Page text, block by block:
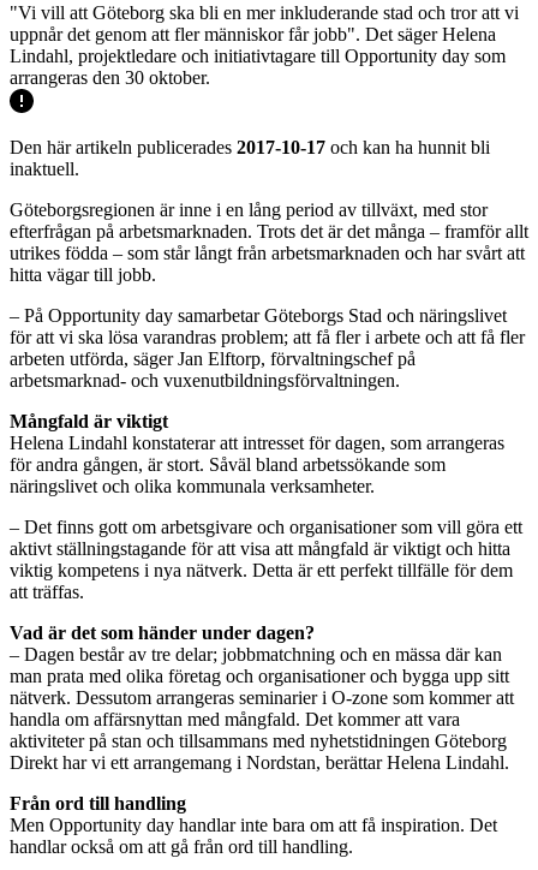
"Vi vill att Göteborg ska bli en mer inkluderande stad och tror att vi
uppnår det genom att fler människor får jobb". Det säger Helena
Lindahl, projektledare och initiativtagare till Opportunity day som
arrangeras den 30 oktober.
Den här artikeln publicerades 2017-10-17 och kan ha hunnit bli
inaktuell.
Göteborgsregionen är inne i en lång period av tillväxt, med stor
efterfrågan på arbetsmarknaden. Trots det är det många – framför allt
utrikes födda – som står långt från arbetsmarknaden och har svårt att
hitta vägar till jobb.
– På Opportunity day samarbetar Göteborgs Stad och näringslivet
för att vi ska lösa varandras problem; att få fler i arbete och att få fler
arbeten utförda, säger Jan Elftorp, förvaltningschef på
arbetsmarknad- och vuxenutbildningsförvaltningen.
Mångfald är viktigt
Helena Lindahl konstaterar att intresset för dagen, som arrangeras
för andra gången, är stort. Såväl bland arbetssökande som
näringslivet och olika kommunala verksamheter.
– Det finns gott om arbetsgivare och organisationer som vill göra ett
aktivt ställningstagande för att visa att mångfald är viktigt och hitta
viktig kompetens i nya nätverk. Detta är ett perfekt tillfälle för dem
att träffas.
Vad är det som händer under dagen?
– Dagen består av tre delar; jobbmatchning och en mässa där kan
man prata med olika företag och organisationer och bygga upp sitt
nätverk. Dessutom arrangeras seminarier i O-zone som kommer att
handla om affärsnyttan med mångfald. Det kommer att vara
aktiviteter på stan och tillsammans med nyhetstidningen Göteborg
Direkt har vi ett arrangemang i Nordstan, berättar Helena Lindahl.
Från ord till handling
Men Opportunity day handlar inte bara om att få inspiration. Det
handlar också om att gå från ord till handling.